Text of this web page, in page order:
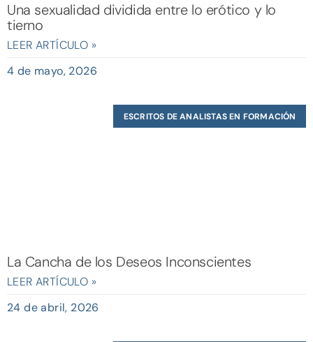
Una sexualidad dividida entre lo erótico y lo
tierno
LEER ARTÍCULO »
4 de mayo, 2026
ESCRITOS DE ANALISTAS EN FORMACIÓN
La Cancha de los Deseos Inconscientes
LEER ARTÍCULO »
24 de abril, 2026